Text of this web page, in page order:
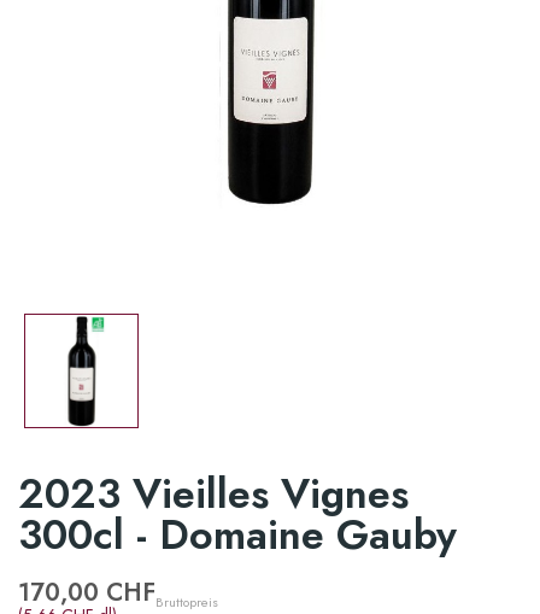
2023 Vieilles Vignes
300cl - Domaine Gauby
170,00 CHFBruttopreis